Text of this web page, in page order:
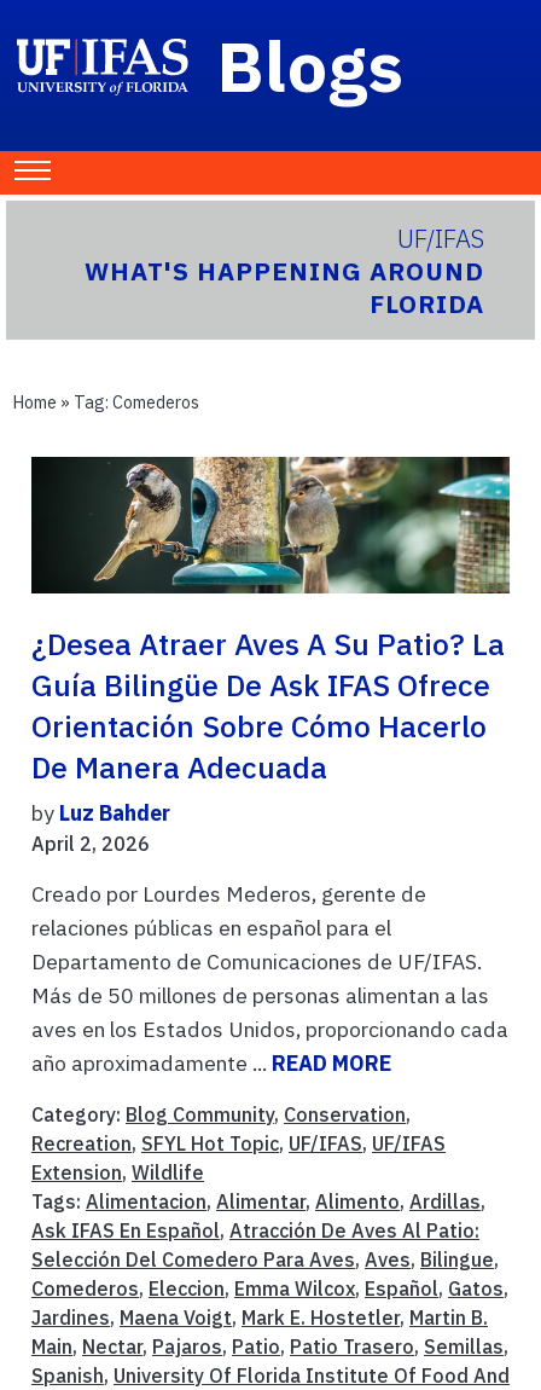
Blogs
UF/IFAS
WHAT'S HAPPENING AROUND
FLORIDA
Home » Tag: Comederos
¿Desea Atraer Aves A Su Patio? La
Guía Bilingüe De Ask IFAS Ofrece
Orientación Sobre Cómo Hacerlo
De Manera Adecuada
by Luz Bahder
April 2, 2026
Creado por Lourdes Mederos, gerente de
relaciones públicas en español para el
Departamento de Comunicaciones de UF/IFAS.
Más de 50 millones de personas alimentan a las
aves en los Estados Unidos, proporcionando cada
año aproximadamente ... READ MORE
Category: Blog Community, Conservation,
Recreation, SFYL Hot Topic, UF/IFAS, UF/IFAS
Extension, Wildlife
Tags: Alimentacion, Alimentar, Alimento, Ardillas,
Ask IFAS En Español, Atracción De Aves Al Patio:
Selección Del Comedero Para Aves, Aves, Bilingue,
Comederos, Eleccion, Emma Wilcox, Español, Gatos,
Jardines, Maena Voigt, Mark E. Hostetler, Martin B.
Main, Nectar, Pajaros, Patio, Patio Trasero, Semillas,
Spanish, University Of Florida Institute Of Food And